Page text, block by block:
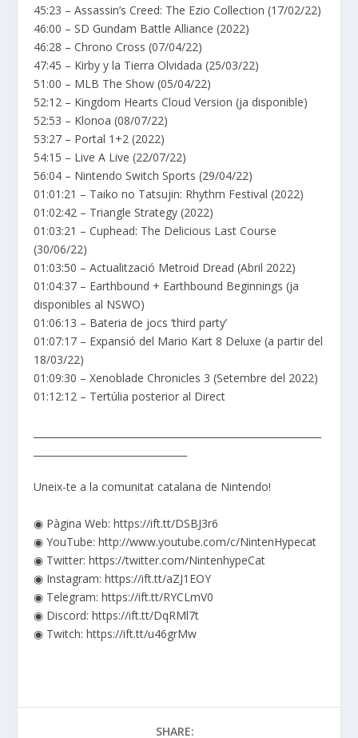
45:23 – Assassin’s Creed: The Ezio Collection (17/02/22)
46:00 – SD Gundam Battle Alliance (2022)
46:28 – Chrono Cross (07/04/22)
47:45 – Kirby y la Tierra Olvidada (25/03/22)
51:00 – MLB The Show (05/04/22)
52:12 – Kingdom Hearts Cloud Version (ja disponible)
52:53 – Klonoa (08/07/22)
53:27 – Portal 1+2 (2022)
54:15 – Live A Live (22/07/22)
56:04 – Nintendo Switch Sports (29/04/22)
01:01:21 – Taiko no Tatsujin: Rhythm Festival (2022)
01:02:42 – Triangle Strategy (2022)
01:03:21 – Cuphead: The Delicious Last Course
(30/06/22)
01:03:50 – Actualització Metroid Dread (Abril 2022)
01:04:37 – Earthbound + Earthbound Beginnings (ja
disponibles al NSWO)
01:06:13 – Bateria de jocs ‘third party’
01:07:17 – Expansió del Mario Kart 8 Deluxe (a partir del
18/03/22)
01:09:30 – Xenoblade Chronicles 3 (Setembre del 2022)
01:12:12 – Tertúlia posterior al Direct
Uneix-te a la comunitat catalana de Nintendo!
◉ Pàgina Web: https://ift.tt/DSBJ3r6
◉ YouTube: http://www.youtube.com/c/NintenHypecat
◉ Twitter: https://twitter.com/NintenhypeCat
◉ Instagram: https://ift.tt/aZJ1EOY
◉ Telegram: https://ift.tt/RYCLmV0
◉ Discord: https://ift.tt/DqRMl7t
◉ Twitch: https://ift.tt/u46grMw
SHARE: